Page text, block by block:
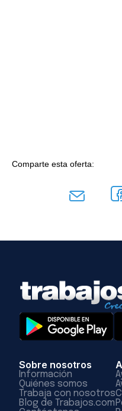
Comparte esta oferta:
Sobre nosotros
Información
Quiénes somos
Trabaja con nosotros
Blog de Trabajos.com